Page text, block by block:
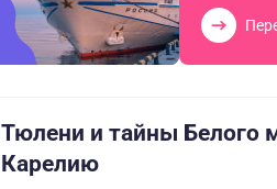
Тюлени и тайны Белого
Карелию